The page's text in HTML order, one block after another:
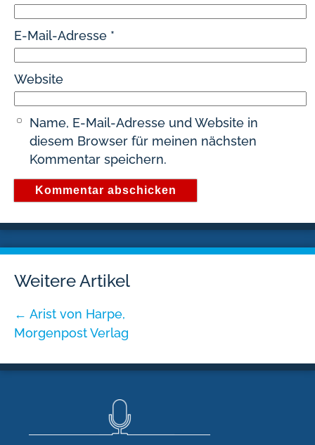
E-Mail-Adresse *
Website
Name, E-Mail-Adresse und Website in
diesem Browser für meinen nächsten
Kommentar speichern.
Weitere Artikel
← Arist von Harpe,
Morgenpost Verlag